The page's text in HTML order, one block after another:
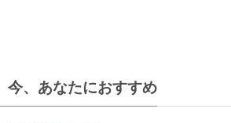
今、あなたにおすすめ